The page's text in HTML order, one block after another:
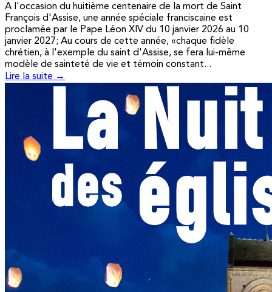
A l'occasion du huitième centenaire de la mort de Saint
François d'Assise, une année spéciale franciscaine est
proclamée par le Pape Léon XIV du 10 janvier 2026 au 10
janvier 2027; Au cours de cette année, «chaque fidèle
chrétien, à l'exemple du saint d'Assise, se fera lui-même
modèle de sainteté de vie et témoin constant...
Lire la suite →